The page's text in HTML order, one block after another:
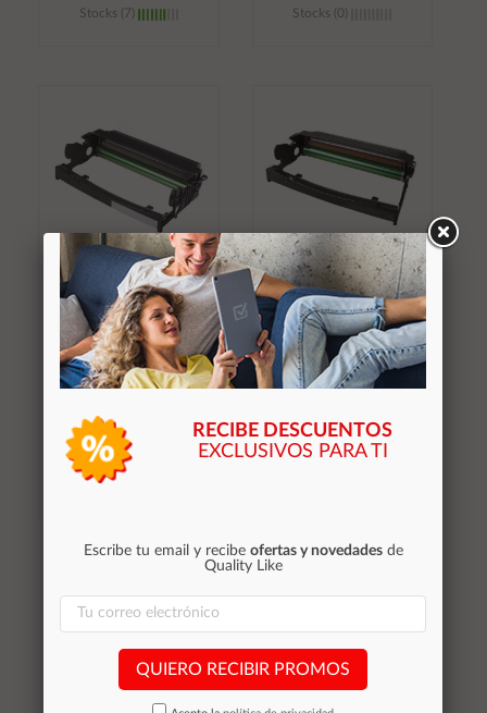
Stocks (7) Stocks (0)
Tambor genérico para
LEXMARK E250 /
E350 / E352 / E450 //
DELL 1720
Stocks (0)
Tambor genérico para
LEXMARK E230 /
E330 / X340 / DELL
1700 / 1710 / 30.000
pag. / 12A8302
33,55 €
Stocks (0)
RECIBE DESCUENTOS
EXCLUSIVOS PARA TI
Escribe tu email y recibe ofertas y novedadesde
Quality Like
QUIERO RECIBIR PROMOS